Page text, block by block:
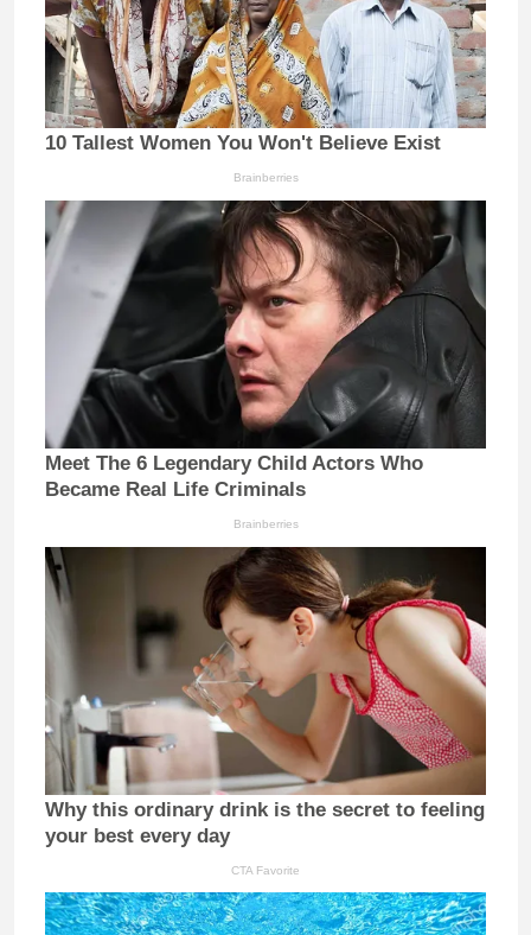
10 Tallest Women You Won't Believe Exist
Brainberries
Meet The 6 Legendary Child Actors Who
Became Real Life Criminals
Brainberries
Why this ordinary drink is the secret to feeling
your best every day
CTA Favorite